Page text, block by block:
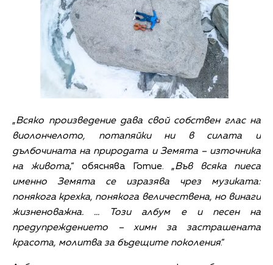
„Всяко произведение дава свой собствен глас на
виолончелото, потапяйки ни в силата и
дълбочината на природата и Земята – източника
на живота,“ обяснява Готие. „Във всяка пиеса
именно Земята се изразява чрез музиката:
понякога крехка, понякога величествена, но винаги
жизненоважна. … Този албум е и песен на
предупреждението – химн за застрашената
красота, молитва за бъдещите поколения.“